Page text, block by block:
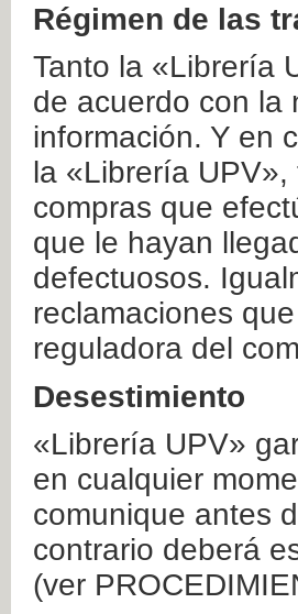
Régimen de las
Tanto la «Librería
de acuerdo con la
información. Y en
la «Librería
compras que
que le hayan
defectuosos.
reclamaciones
reguladora del
Desestimiento
«Librería UPV»
en cualquier
comunique antes
contrario deberá
(ver